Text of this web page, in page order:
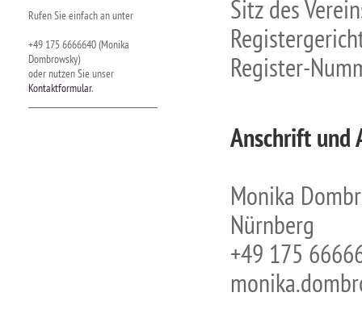
Rufen Sie einfach an unter
+49 175 6666640 (Monika
Dombrowsky)
oder nutzen Sie unser
Kontaktformular.
Sitz des
Register-
Anschrift und
Monika
Nürnberg
+49 175